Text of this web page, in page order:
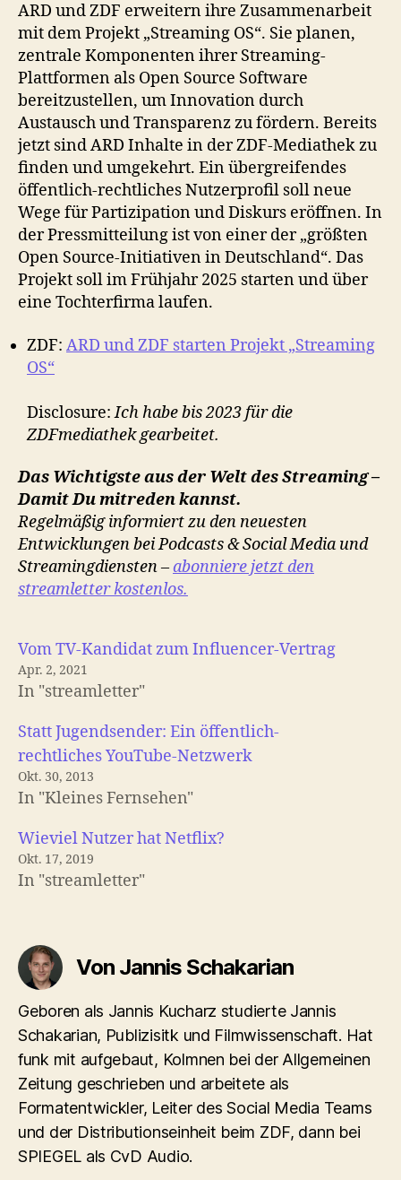
ARD und ZDF erweitern ihre Zusammenarbeit
mit dem Projekt „Streaming OS“. Sie planen,
zentrale Komponenten ihrer Streaming-
Plattformen als Open Source Software
bereitzustellen, um Innovation durch
Austausch und Transparenz zu fördern. Bereits
jetzt sind ARD Inhalte in der ZDF-Mediathek zu
finden und umgekehrt. Ein übergreifendes
öffentlich-rechtliches Nutzerprofil soll neue
Wege für Partizipation und Diskurs eröffnen. In
der Pressmitteilung ist von einer der „größten
Open Source-Initiativen in Deutschland“. Das
Projekt soll im Frühjahr 2025 starten und über
eine Tochterfirma laufen.
ZDF: ARD und ZDF starten Projekt „Streaming
OS“
Disclosure:Ich habe bis 2023 für die
ZDFmediathek gearbeitet.
Das Wichtigste aus der Welt des Streaming –
Damit Du mitreden kannst.
Regelmäßig informiert zu den neuesten
Entwicklungen bei Podcasts & Social Media und
Streamingdiensten –abonniere jetzt den
streamletter kostenlos.
Vom TV-Kandidat zum Influencer-Vertrag
Apr. 2, 2021
In "streamletter"
Statt Jugendsender: Ein öffentlich-
rechtliches YouTube-Netzwerk
Okt. 30, 2013
In "Kleines Fernsehen"
Wieviel Nutzer hat Netflix?
Okt. 17, 2019
In "streamletter"
Von Jannis Schakarian
Geboren als Jannis Kucharz studierte Jannis
Schakarian, Publizisitk und Filmwissenschaft. Hat
funk mit aufgebaut, Kolmnen bei der Allgemeinen
Zeitung geschrieben und arbeitete als
Formatentwickler, Leiter des Social Media Teams
und der Distributionseinheit beim ZDF, dann bei
SPIEGEL als CvD Audio.